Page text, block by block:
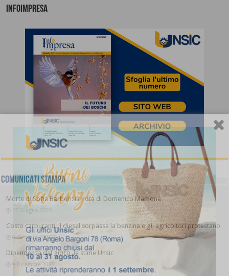
INFOIMPRESA
COMUNICATI STAMPA
Morte di Sofia Barberi: la nota di Domenico Mamone
22 Giugno 2026
Costo carburanti: il diesel sorpassa la benzina e gli agricoltori protestano
8 Gennaio 2026
Dipendenza dal gioco, le stime Unsic
9 Dicembre 2025